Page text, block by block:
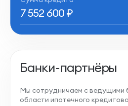
7 552 600₽
Банки-партнёры
Мы сотрудничаем с ведущими
области ипотечного